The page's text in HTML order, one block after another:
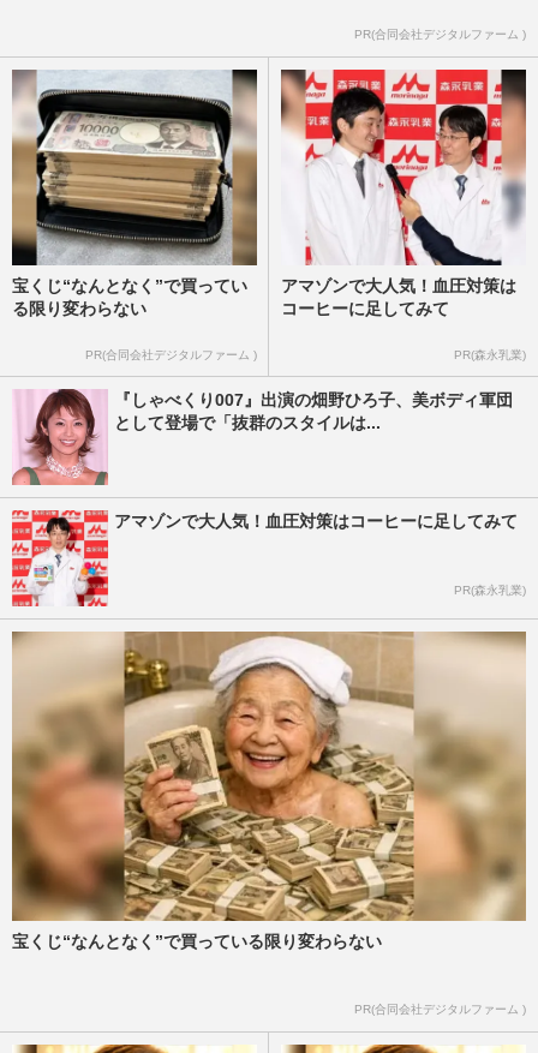
PR(合同会社デジタルファーム )
宝くじ“なんとなく”で買ってい
る限り変わらない
PR(合同会社デジタルファーム )
アマゾンで大人気！血圧対策は
コーヒーに足してみて
PR(森永乳業)
『しゃべくり007』出演の畑野ひろ子、美ボディ軍団
として登場で「抜群のスタイルは...
アマゾンで大人気！血圧対策はコーヒーに足してみて
PR(森永乳業)
宝くじ“なんとなく”で買っている限り変わらない
PR(合同会社デジタルファーム )